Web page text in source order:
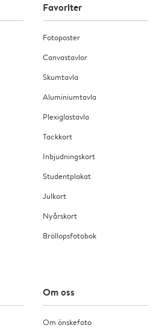
Favoriter
Fotoposter
Canvastavlor
Skumtavla
Aluminiumtavla
Plexiglastavla
Tackkort
Inbjudningskort
Studentplakat
Julkort
Nyårskort
Bröllopsfotobok
Om oss
Om önskefoto